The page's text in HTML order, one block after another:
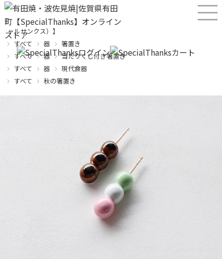
産直！有田焼、波佐見焼オンラインショップ【SPECIALTHANKS（スペシ
ャルサンクス）】
すべて
器
箸置き
すべて
器
当たりくじ付き箸置き
すべて
器
現代食器
すべて
秋の箸置き